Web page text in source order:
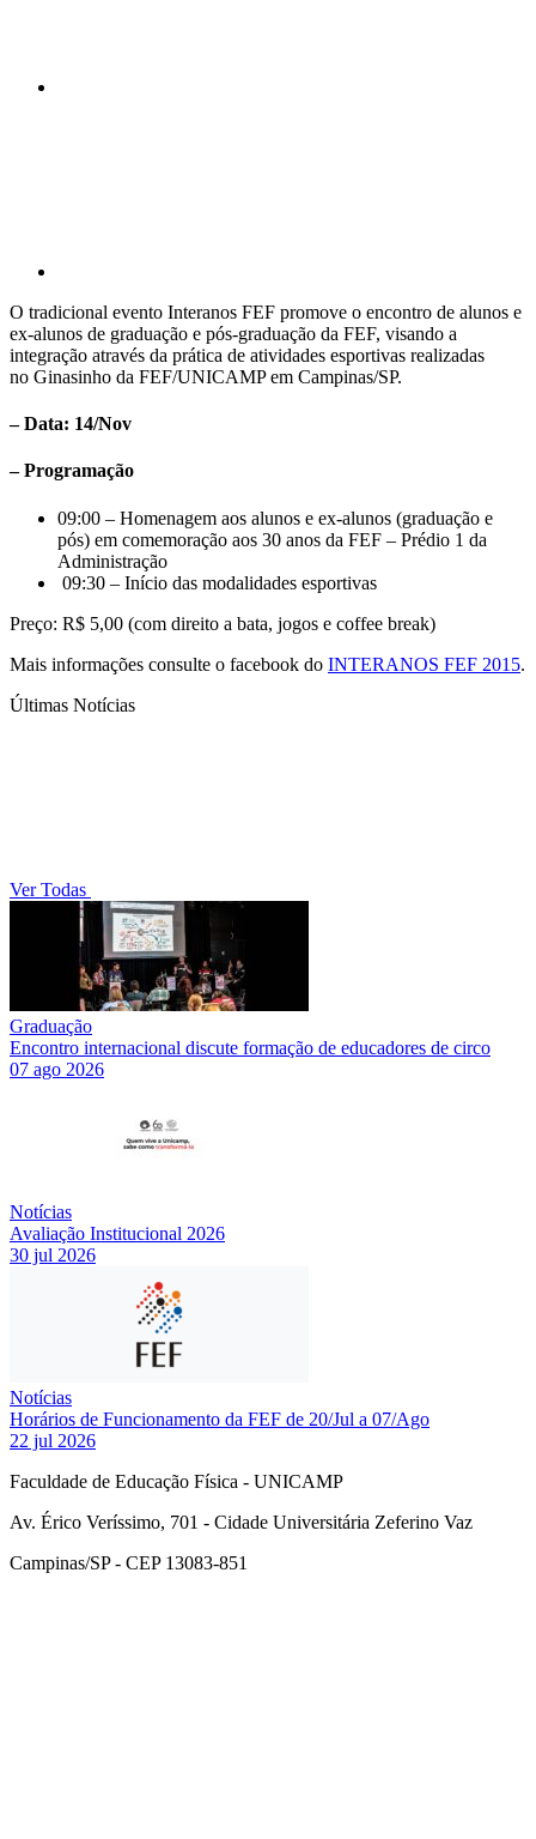
O tradicional evento Interanos FEF promove o encontro de alunos e
ex-alunos de graduação e pós-graduação da FEF, visando a
integração através da prática de atividades esportivas realizadas
no Ginasinho da FEF/UNICAMP em Campinas/SP.
– Data: 14/Nov
– Programação
09:00 – Homenagem aos alunos e ex-alunos (graduação e
pós) em comemoração aos 30 anos da FEF – Prédio 1 da
Administração
09:30 – Início das modalidades esportivas
Preço: R$ 5,00 (com direito a bata, jogos e coffee break)
Mais informações consulte o facebook do INTERANOS FEF 2015.
Últimas Notícias
Ver Todas
Graduação
Encontro internacional discute formação de educadores de circo
07 ago 2026
Notícias
Avaliação Institucional 2026
30 jul 2026
Notícias
Horários de Funcionamento da FEF de 20/Jul a 07/Ago
22 jul 2026
Faculdade de Educação Física - UNICAMP
Av. Érico Veríssimo, 701 - Cidade Universitária Zeferino Vaz
Campinas/SP - CEP 13083-851